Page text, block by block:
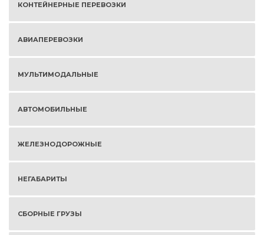
КОНТЕЙНЕРНЫЕ ПЕРЕВОЗКИ
АВИАПЕРЕВОЗКИ
МУЛЬТИМОДАЛЬНЫЕ
АВТОМОБИЛЬНЫЕ
ЖЕЛЕЗНОДОРОЖНЫЕ
НЕГАБАРИТЫ
СБОРНЫЕ ГРУЗЫ